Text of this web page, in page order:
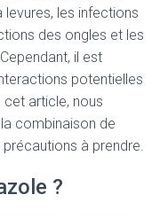
les infections
des ongles et les
il est
potentielles
cet article, nous
combinaison de
à prendre.
?